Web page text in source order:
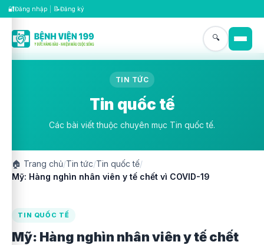
🔐Đăng nhập 📝Đăng ký
🔍
TIN TỨC
Tin quốc tế
Các bài viết thuộc chuyên mục Tin quốc tế.
🏠 Trang chủ/Tin tức/Tin quốc tế/
Mỹ: Hàng nghìn nhân viên y tế chết vì COVID-19
TIN QUỐC TẾ
Mỹ: Hàng nghìn nhân viên y tế chết